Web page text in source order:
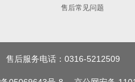
售后常见问题
售后服务电话：0316-5212509